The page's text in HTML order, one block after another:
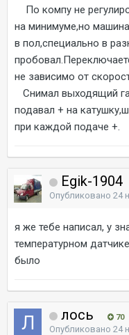
По компу не
на минимуме,но
в пол,специально в
не зависимо от
Снимал выходящий
подавал + на
при каждой подаче +.
Egik-1904
Опубликовано 24
я же тебе написал, у
температурном
было
лось 70
Опубликовано 24